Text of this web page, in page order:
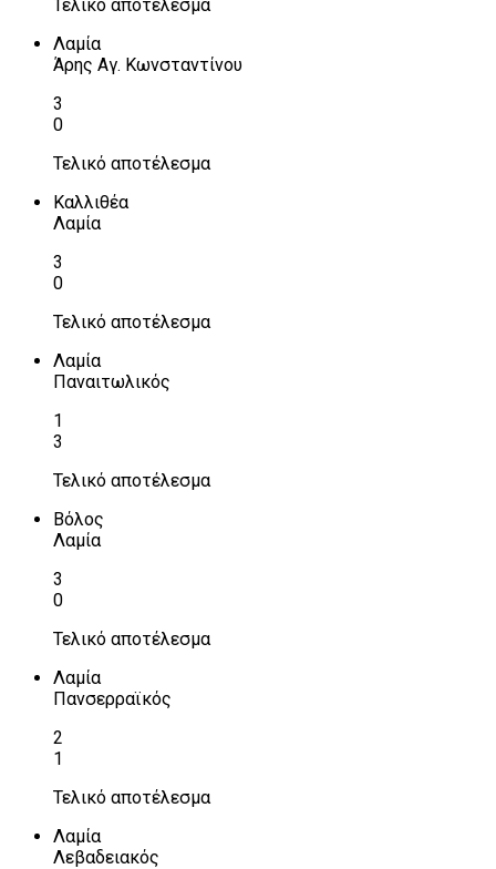
Τελικό αποτέλεσμα
Λαμία
Άρης Αγ. Κωνσταντίνου
3
0
Τελικό αποτέλεσμα
Καλλιθέα
Λαμία
3
0
Τελικό αποτέλεσμα
Λαμία
Παναιτωλικός
1
3
Τελικό αποτέλεσμα
Βόλος
Λαμία
3
0
Τελικό αποτέλεσμα
Λαμία
Πανσερραϊκός
2
1
Τελικό αποτέλεσμα
Λαμία
Λεβαδειακός